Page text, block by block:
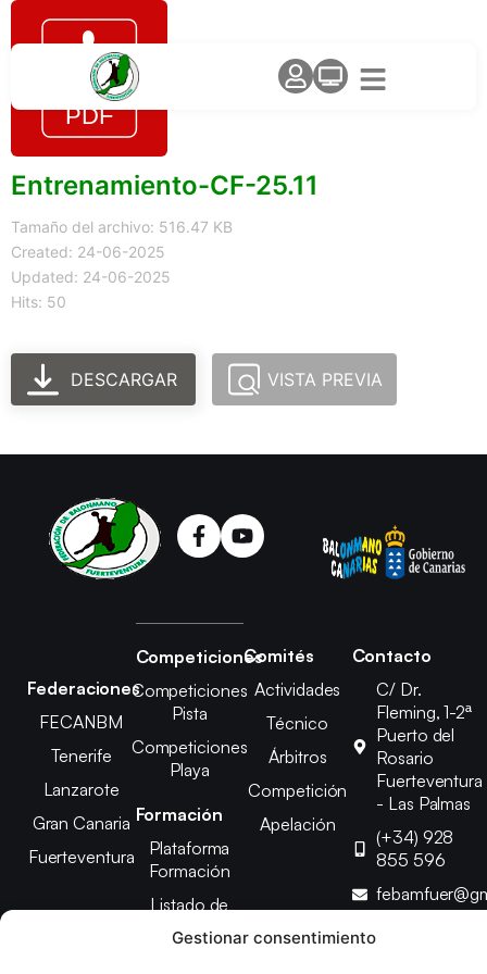
Gestionar consentimiento
Entrenamiento-CF-25.11
Tamaño del archivo: 516.47 KB
Created: 24-06-2025
Updated: 24-06-2025
Hits: 50
DESCARGAR VISTA PREVIA
Federaciones
FECANBM
Tenerife
Lanzarote
Gran Canaria
Fuerteventura
Competiciones
Competiciones
Pista
Competiciones
Playa
Formación
Plataforma
Formación
Listado de
Cursos
Comités
Actividades
Técnico
Árbitros
Competición
Apelación
Contacto
C/ Dr.
Fleming, 1-2ª
Puerto del
Rosario
Fuerteventura
- Las Palmas
(+34) 928
855 596